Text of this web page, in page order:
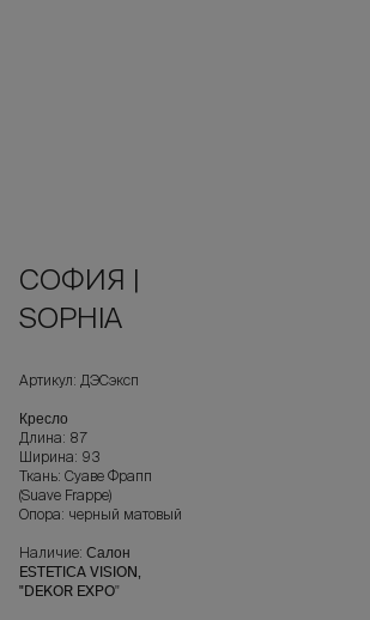
СОФИЯ |
SOPHIA
Артикул: ДЭСэксп
Кресло
Длина: 87
Ширина: 93
Ткань: Суаве Фрапп
(Suave Frappe)
Опора: черный матовый
Наличие: Салон
ESTETICA VISION,
"DEKOR EXPO"